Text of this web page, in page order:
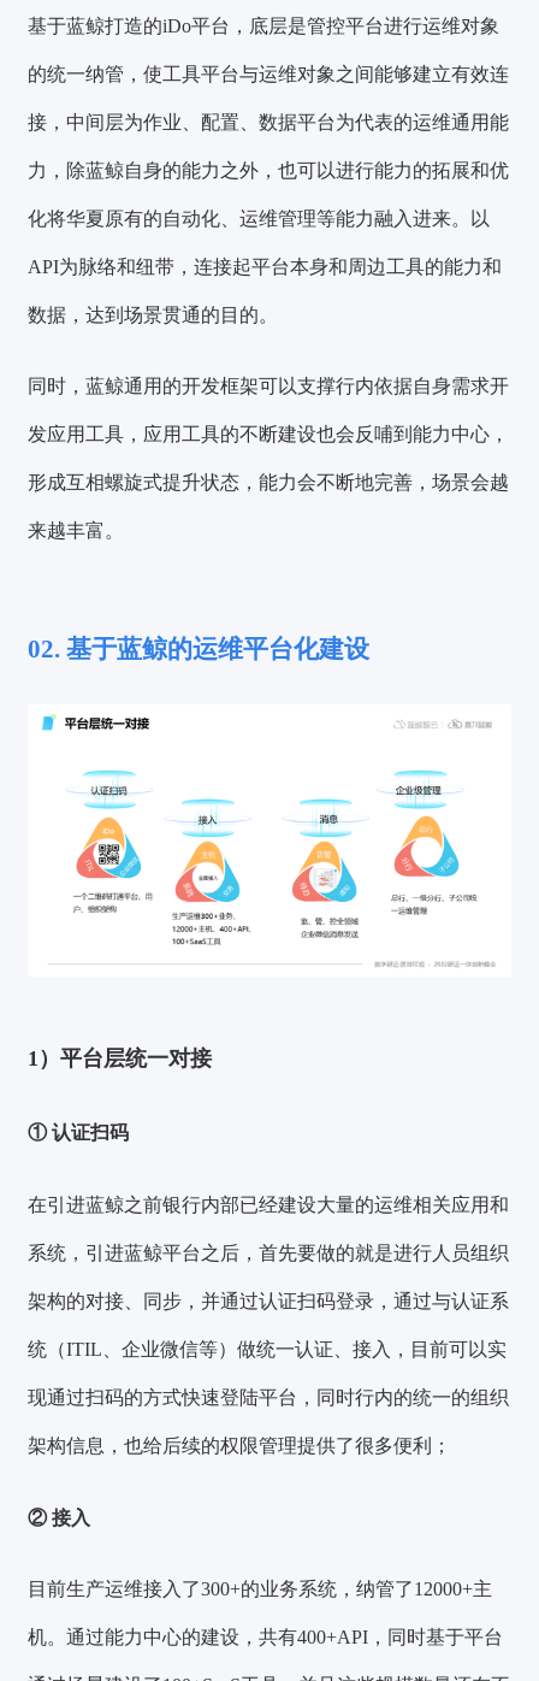
基于蓝鲸打造的iDo平台，底层是管控平台进行运维对象
的统一纳管，使工具平台与运维对象之间能够建立有效连
接，中间层为作业、配置、数据平台为代表的运维通用能
力，除蓝鲸自身的能力之外，也可以进行能力的拓展和优
化将华夏原有的自动化、运维管理等能力融入进来。以
API为脉络和纽带，连接起平台本身和周边工具的能力和
数据，达到场景贯通的目的。
同时，蓝鲸通用的开发框架可以支撑行内依据自身需求开
发应用工具，应用工具的不断建设也会反哺到能力中心，
形成互相螺旋式提升状态，能力会不断地完善，场景会越
来越丰富。
02. 基于蓝鲸的运维平台化建设
1）平台层统一对接
① 认证扫码
在引进蓝鲸之前银行内部已经建设大量的运维相关应用和
系统，引进蓝鲸平台之后，首先要做的就是进行人员组织
架构的对接、同步，并通过认证扫码登录，通过与认证系
统（ITIL、企业微信等）做统一认证、接入，目前可以实
现通过扫码的方式快速登陆平台，同时行内的统一的组织
架构信息，也给后续的权限管理提供了很多便利；
② 接入
目前生产运维接入了300+的业务系统，纳管了12000+主
机。通过能力中心的建设，共有400+API ，同时基于平台